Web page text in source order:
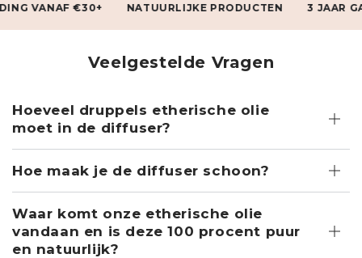
NATUURLIJKE PRODUCTEN 3 JAAR GARANTIE
Veelgestelde Vragen
Hoeveel druppels etherische olie
moet in de diffuser?
Hoe maak je de diffuser schoon?
Waar komt onze etherische olie
vandaan en is deze 100 procent puur
en natuurlijk?